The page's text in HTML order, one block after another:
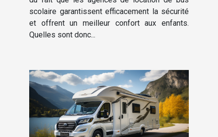
scolaire garantissent efficacement la sécurité
et offrent un meilleur confort aux enfants.
Quelles sont donc...